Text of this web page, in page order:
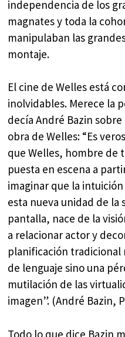
independencia de los
magnates y toda la
manipulaban las
montaje.
El cine de Welles está
inolvidables. Merece la
decía André Bazin
obra de Welles: “Es
que Welles, hombre de
puesta en escena a
imaginar que la
esta nueva unidad de la
pantalla, nace de la
a relacionar actor y
planificación tradicional
de lenguaje sino una
mutilación de las
imagen”. (André Bazin,
Todo lo que dice Bazin